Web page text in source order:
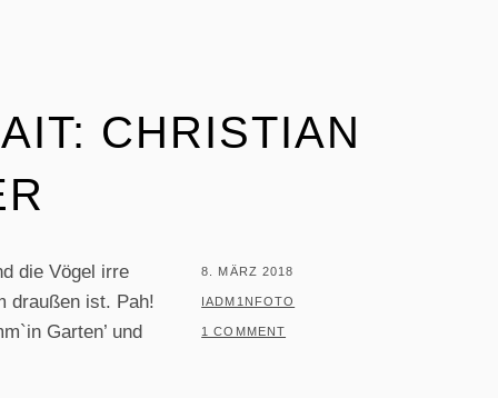
CHRISTIAN
die Vögel irre
draußen ist. Pah!
Garten’ und
POSTED
ON
8. MÄRZ 2018
BY
IADM1NFOTO
1 COMMENT